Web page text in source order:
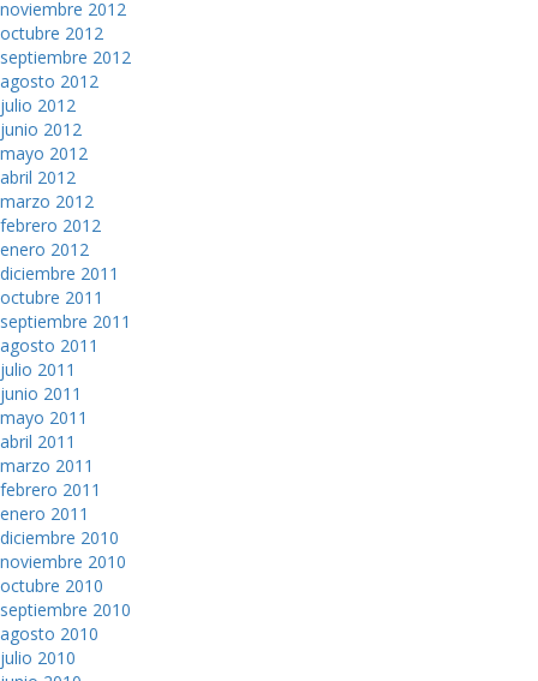
noviembre 2012
octubre 2012
septiembre 2012
agosto 2012
julio 2012
junio 2012
mayo 2012
abril 2012
marzo 2012
febrero 2012
enero 2012
diciembre 2011
octubre 2011
septiembre 2011
agosto 2011
julio 2011
junio 2011
mayo 2011
abril 2011
marzo 2011
febrero 2011
enero 2011
diciembre 2010
noviembre 2010
octubre 2010
septiembre 2010
agosto 2010
julio 2010